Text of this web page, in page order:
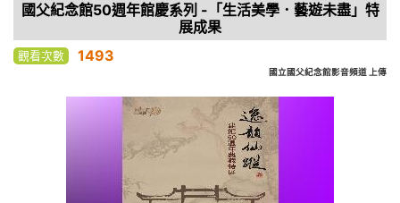
國父紀念館50週年館慶系列 -「生活美學．藝遊未盡」特
展成果
觀看次數 1493
國立國父紀念館影音頻道 上傳